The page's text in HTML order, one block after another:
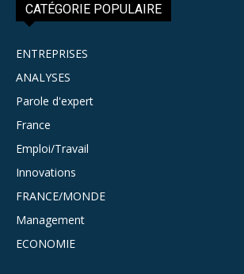
CATÉGORIE POPULAIRE
ENTREPRISES
ANALYSES
Parole d'expert
France
Emploi/Travail
Innovations
FRANCE/MONDE
Management
ECONOMIE